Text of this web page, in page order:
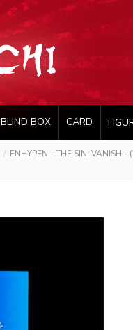
BLIND BOX CARD
ENHYPEN - THE SIN: VANISH -